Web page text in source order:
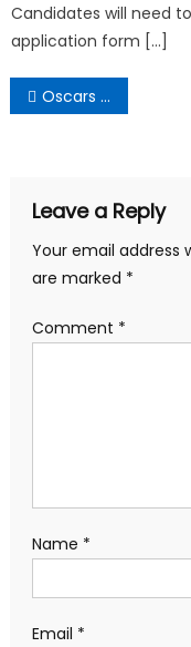
Candidates will need
application form […]
Oscars Award ऑस्कर पुरस्कार 2021
Leave a Reply
Your email address
are marked *
Comment *
Name *
Email *